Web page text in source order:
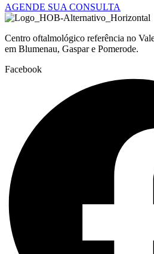
AGENDE SUA CONSULTA
Centro oftalmológico referência no
em Blumenau, Gaspar e Pomerode.
Facebook